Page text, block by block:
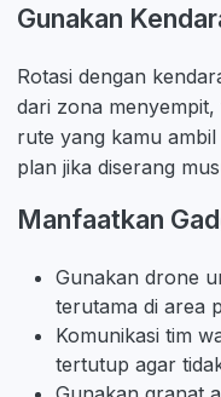
Gunakan
Rotasi dengan
dari zona menyempit,
rute yang kamu
plan jika diserang
Manfaatkan
Gunakan drone
terutama di area
Komunikasi tim
tertutup agar